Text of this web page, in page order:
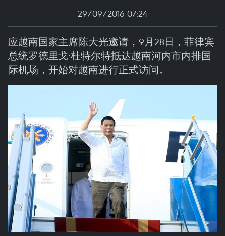
29/09/2016 07:24
应越南国家主席陈大光邀请，9月28日，菲律宾
总统罗德里戈·杜特尔特抵达越南河内市内排国
际机场，开始对越南进行正式访问。